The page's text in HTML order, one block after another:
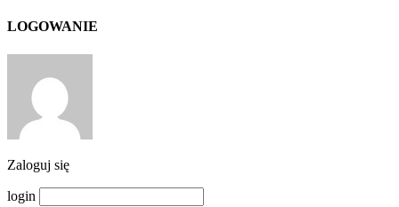
LOGOWANIE
Zaloguj się
login